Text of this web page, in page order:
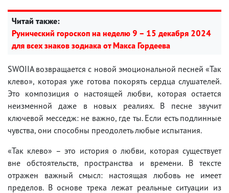
Читай также:
Рунический гороскоп на неделю 9 – 15 декабря 2024
для всех знаков зодиака от Макса Гордеева
SWOIIA возвращается с новой эмоциональной песней «Так
клево», которая уже готова покорять сердца слушателей.
Это композиция о настоящей любви, которая остается
неизменной даже в новых реалиях. В песне звучит
ключевой месседж: не важно, где ты. Если есть подлинные
чувства, они способны преодолеть любые испытания.
«Так клево» – это история о любви, которая существует
вне обстоятельств, пространства и времени. В тексте
отражен важный смысл: настоящая любовь не имеет
пределов. В основе трека лежат реальные ситуации из